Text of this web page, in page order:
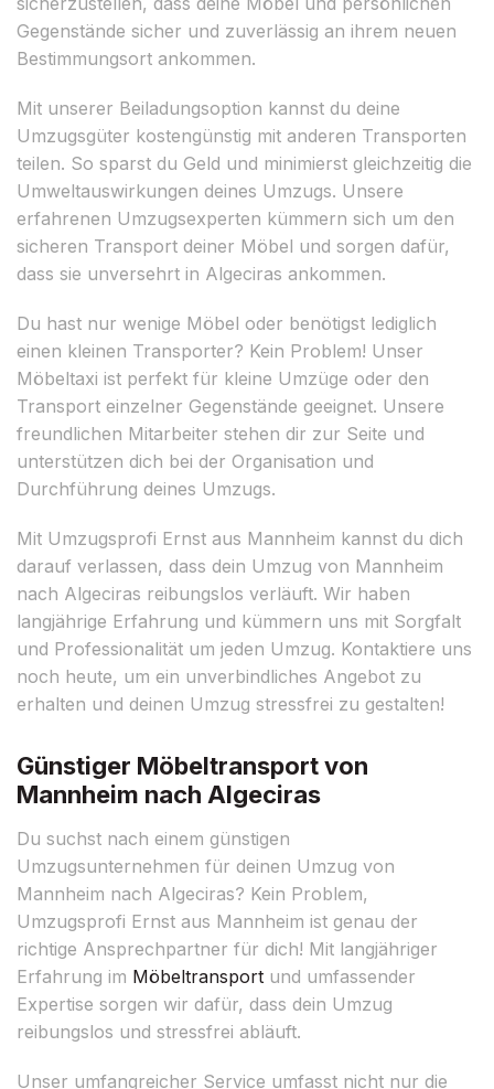
Gegenstände sicher und zuverlässig an ihrem neuen
Bestimmungsort ankommen.
Mit unserer Beiladungsoption kannst du deine
Umzugsgüter kostengünstig mit anderen Transporten
teilen. So sparst du Geld und minimierst gleichzeitig die
Umweltauswirkungen deines Umzugs. Unsere
erfahrenen Umzugsexperten kümmern sich um den
sicheren Transport deiner Möbel und sorgen dafür,
dass sie unversehrt in Algeciras ankommen.
Du hast nur wenige Möbel oder benötigst lediglich
einen kleinen Transporter? Kein Problem! Unser
Möbeltaxi ist perfekt für kleine Umzüge oder den
Transport einzelner Gegenstände geeignet. Unsere
freundlichen Mitarbeiter stehen dir zur Seite und
unterstützen dich bei der Organisation und
Durchführung deines Umzugs.
Mit Umzugsprofi Ernst aus Mannheim kannst du dich
darauf verlassen, dass dein Umzug von Mannheim
nach Algeciras reibungslos verläuft. Wir haben
langjährige Erfahrung und kümmern uns mit Sorgfalt
und Professionalität um jeden Umzug. Kontaktiere uns
noch heute, um ein unverbindliches Angebot zu
erhalten und deinen Umzug stressfrei zu gestalten!
Günstiger Möbeltransport von
Mannheim nach Algeciras
Du suchst nach einem günstigen
Umzugsunternehmen für deinen Umzug von
Mannheim nach Algeciras? Kein Problem,
Umzugsprofi Ernst aus Mannheim ist genau der
richtige Ansprechpartner für dich! Mit langjähriger
Erfahrung im Möbeltransport und umfassender
Expertise sorgen wir dafür, dass dein Umzug
reibungslos und stressfrei abläuft.
Unser umfangreicher Service umfasst nicht nur die